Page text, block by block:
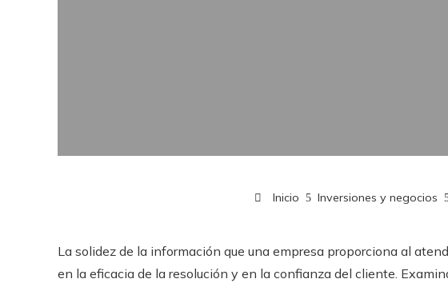
Inicio Inversiones y negocios
La solidez de la información que una empresa proporciona al
en la eficacia de la resolución y en la confianza del cliente.